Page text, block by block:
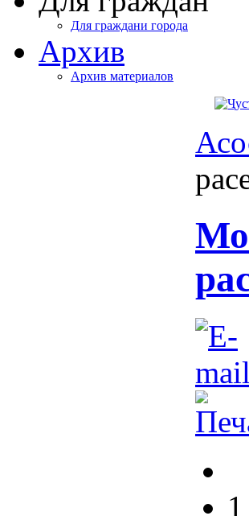
Для граждани города
Архив
Архив материалов
Мо
1